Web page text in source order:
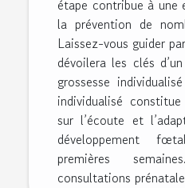
étape contribue à une
la prévention de
Laissez-vous guider
dévoilera les clés
grossesse
individualisé
sur l’écoute et
développement
premières
consultations